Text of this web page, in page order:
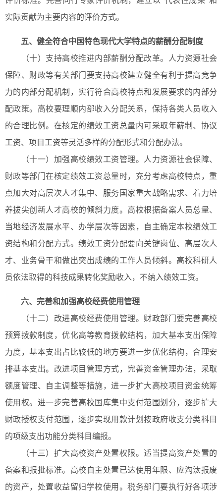
实际贡献为主要内容的评价方式。
五、健全符合中国特色现代大学特点的薪酬分配制度
（十）支持高校推进内部薪酬分配改革。人力资源社会
保障、财政等有关部门要支持高校建立健全有利于提高竞争
力的内部分配机制，实行符合高校特点和发展要求的内部分
配政策。高校要理顺内部收入分配关系，保持各类人员收入
的合理比例。在核定的绩效工资总量内可采取年薪制、协议
工资、项目工资等灵活多样的分配形式和分配办法。
（十一）加强高校绩效工资管理。人力资源社会保障、
财政等部门在核定绩效工资总量时，充分考虑高校特点，重
点加大对高层次人才集中、服务国家重大战略需求、着力培
养拔尖创新人才高校的倾斜力度。高校根据备案人员总量、
当地经济发展水平、办学层次等因素，自主确定本校绩效工
资结构和分配方式。绩效工资分配要向关键岗位、高层次人
才、业务骨干和做出突出成绩的工作人员倾斜。高校科研人
员依法取得的科技成果转化奖励收入，不纳入绩效工资。
六、完善和加强高校经费使用管理
（十二）改进高校经费使用管理。财政部门要完善高校
预算拨款制度，优化高等教育拨款结构，加大基本支出保障
力度，基本支出占比较低的地方要进一步优化结构，合理安
排基本支出。改进项目管理方式，完善资金管理办法，采取
额度管理、自主调整等措施，进一步扩大高校项目资金统筹
使用权。进一步完善高校国库集中支付范围划分，逐步扩大
财政授权支付范围，逐步实现用款计划按政府收支分类科目
的项级支出功能分类科目编报。
（十三）扩大高校资产处置权限。适当提高资产处置的
备案和报批标准。高校自主处置已达使用年限、应淘汰报废
的资产，处置收益留归学校使用。税务部门要执行好各项涉